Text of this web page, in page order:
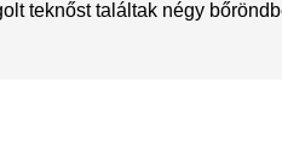
teknőst találtak négy